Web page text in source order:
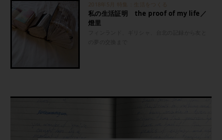
2018年5月 特集：生活をつくる
私の生活証明 the proof of my life／
燈里